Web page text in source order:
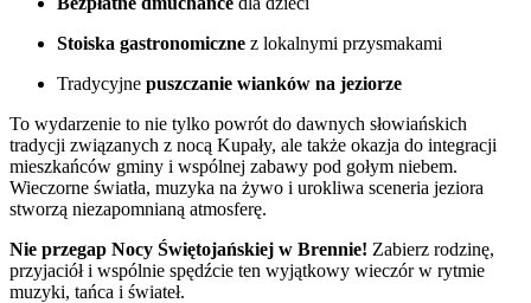
Stoiska gastronomiczne z lokalnymi przysmakami
Tradycyjne puszczanie wianków na jeziorze
To wydarzenie to nie tylko powrót do dawnych słowiańskich
tradycji związanych z nocą Kupały, ale także okazja do integracji
mieszkańców gminy i wspólnej zabawy pod gołym niebem.
Wieczorne światła, muzyka na żywo i urokliwa sceneria jeziora
stworzą niezapomnianą atmosferę.
Nie przegap Nocy Świętojańskiej w Brennie! Zabierz rodzinę,
przyjaciół i wspólnie spędźcie ten wyjątkowy wieczór w rytmie
muzyki, tańca i świateł.